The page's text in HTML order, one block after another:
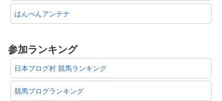
はんぺんアンテナ
参加ランキング
日本ブログ村 競馬ランキング
競馬ブログランキング